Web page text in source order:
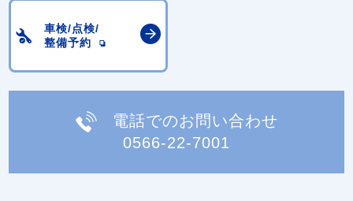
車検/点検/
整備予約
電話でのお問い合わせ
0566-22-7001